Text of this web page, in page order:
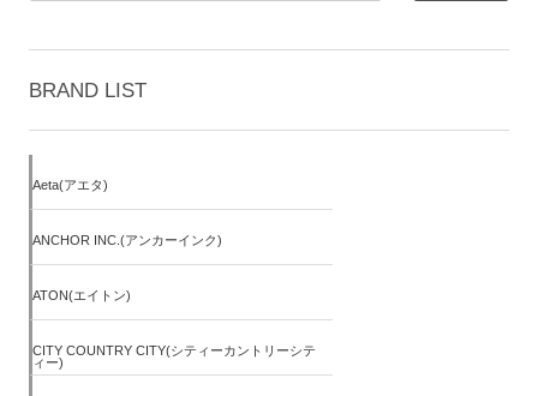
BRAND LIST
Aeta(アエタ)
ANCHOR INC.(アンカーインク)
ATON(エイトン)
CITY COUNTRY CITY(シティーカントリーシテ
ィー)